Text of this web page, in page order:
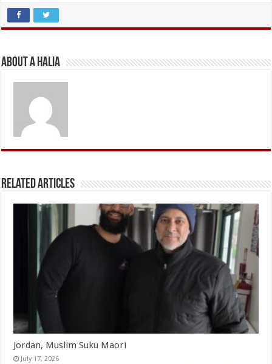
About A Halia
Related Articles
Jordan, Muslim Suku Maori
July 17, 2026